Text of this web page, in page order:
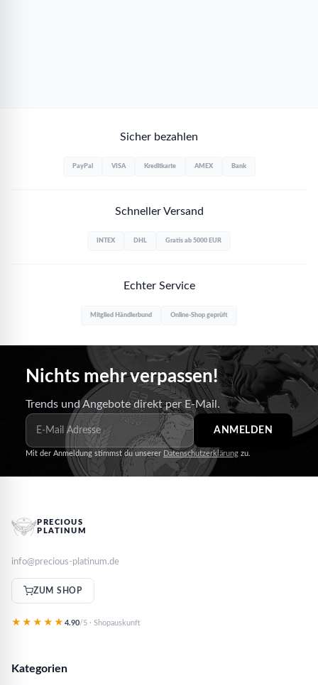
Sicher bezahlen
PayPal VISA Kreditkarte AMEX Bank
Schneller Versand
INTEX DHL Gratis ab 5000 EUR
Echter Service
Mitglied Händlerbund Online-Shop geprüft
Nichts mehr verpassen!
Trends und Angebote direkt per E-Mail.
ANMELDEN
Mit der Anmeldung stimmst du unserer Datenschutzerklärung zu.
PRECIOUS
PLATINUM
info@precious-platinum.de
ZUM SHOP
★★★★★ 4.90/5 · Shopauskunft
Kategorien